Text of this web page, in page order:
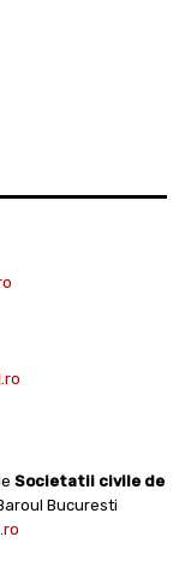
Societatii civile de
Bucuresti